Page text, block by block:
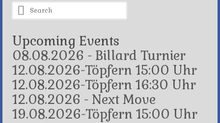
Search
for:
Upcoming Events
08.08.2026 - Billard Turnier
12.08.2026-Töpfern 15:00 Uhr
12.08.2026-Töpfern 16:30 Uhr
12.08.2026 - Next Move
19.08.2026-Töpfern 15:00 Uhr